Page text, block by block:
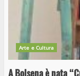
Arte e Cultura
A Bolsena è nata